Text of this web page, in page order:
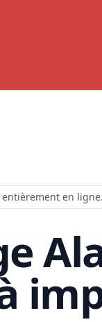
en ligne.